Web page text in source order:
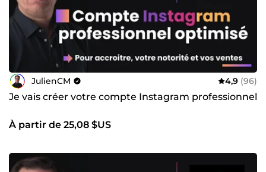
JulienCM 4,9 (96)
Je vais créer votre compte Instagram professionnel
À partir de 25,08 $US